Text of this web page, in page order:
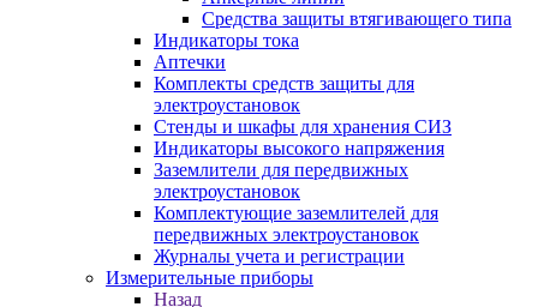
Средства защиты втягивающего типа
Индикаторы тока
Аптечки
Комплекты средств защиты для
электроустановок
Стенды и шкафы для хранения СИЗ
Индикаторы высокого напряжения
Заземлители для передвижных
электроустановок
Комплектующие заземлителей для
передвижных электроустановок
Журналы учета и регистрации
Измерительные приборы
Назад